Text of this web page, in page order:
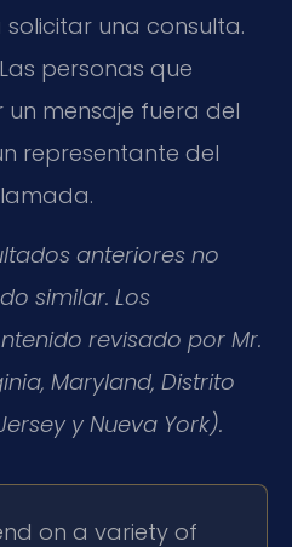
una consulta.
personas que
mensaje fuera del
representante del
anteriores no
similar. Los
revisado por Mr.
Maryland, Distrito
y Nueva York).
on a variety of